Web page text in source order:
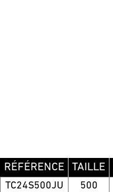
RÉFÉRENCE TAILLE
TC24S500JU 500